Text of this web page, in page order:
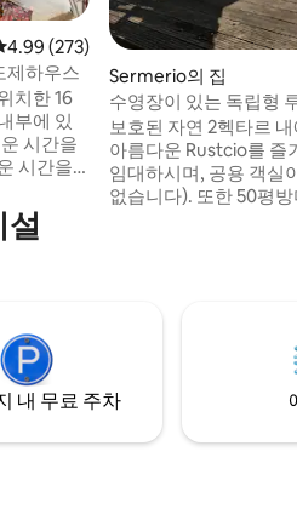
점 4.99점(5점 만점), 후기 273개
4.99 (273)
제하우스
치한 16
부에 있
시간을
시간을
한 '비즈
를 제공
Sermerio의 집
수영장이 있는 독립형
수용
보호된 자연 2헥타르
아름다운 Rustcio를 즐
임대하시며, 공용 객실
없습니다). 또한 50평
소' 및 '숙소/수영장 - 규
련 안전 정보를 확인해
설
내 무료 주차